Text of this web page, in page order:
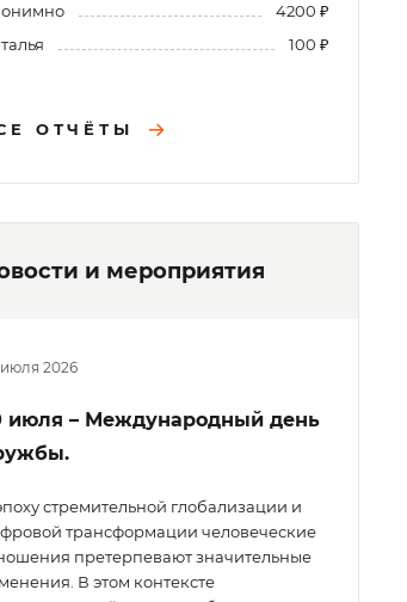
4200 ₽
100 ₽
ОТЧЁТЫ
и мероприятия
2026
июля – Международный день
стремительной глобализации и
трансформации человеческие
претерпевают значительные
В этом контексте